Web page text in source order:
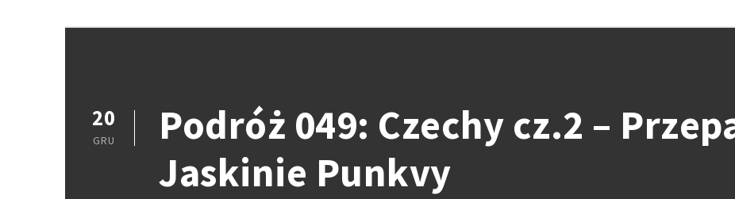
20
GRU
Podróż 049: Czechy cz.2 –
Jaskinie Punkvy